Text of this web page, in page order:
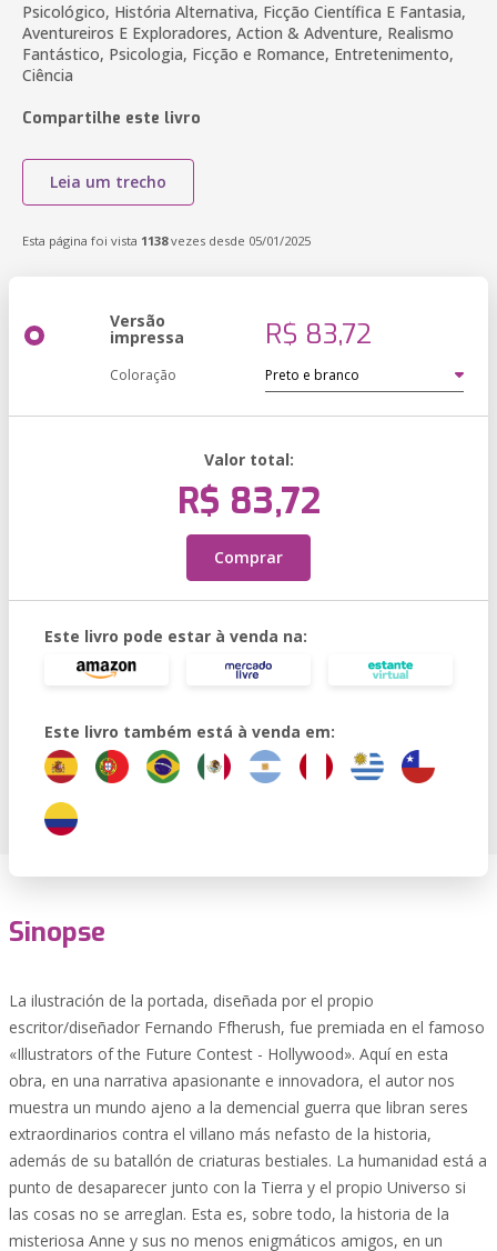
Psicológico, História Alternativa, Ficção Científica E Fantasia,
Aventureiros E Exploradores, Action & Adventure, Realismo
Fantástico, Psicologia, Ficção e Romance, Entretenimento,
Ciência
Compartilhe este livro
Leia um trecho
Esta página foi vista 1138vezes desde 05/01/2025
Versão
impressa R$ 83,72
Coloração
Valor total:
R$ 83,72
Comprar
Este livro pode estar à venda na:
Este livro também está à venda em:
Sinopse
La ilustración de la portada, diseñada por el propio
escritor/diseñador Fernando Ffherush, fue premiada en el famoso
«Illustrators of the Future Contest - Hollywood». Aquí en esta
obra, en una narrativa apasionante e innovadora, el autor nos
muestra un mundo ajeno a la demencial guerra que libran seres
extraordinarios contra el villano más nefasto de la historia,
además de su batallón de criaturas bestiales. La humanidad está a
punto de desaparecer junto con la Tierra y el propio Universo si
las cosas no se arreglan. Esta es, sobre todo, la historia de la
misteriosa Anne y sus no menos enigmáticos amigos, en un